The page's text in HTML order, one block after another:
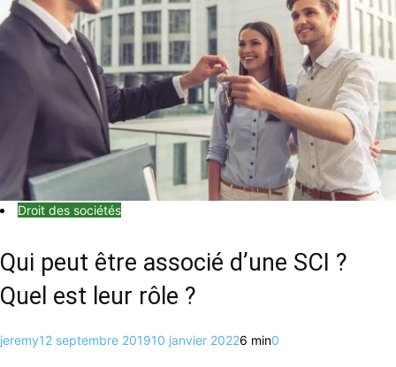
Droit des sociétés
Qui peut être associé d’une SCI ?
Quel est leur rôle ?
jeremy12 septembre 201910 janvier 20226 min0